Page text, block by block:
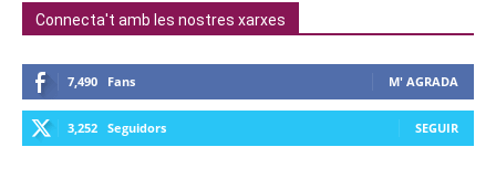
Connecta't amb les nostres xarxes
7,490 Fans M' AGRADA
3,252 Seguidors SEGUIR